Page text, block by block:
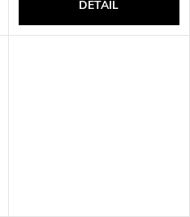
DETAIL